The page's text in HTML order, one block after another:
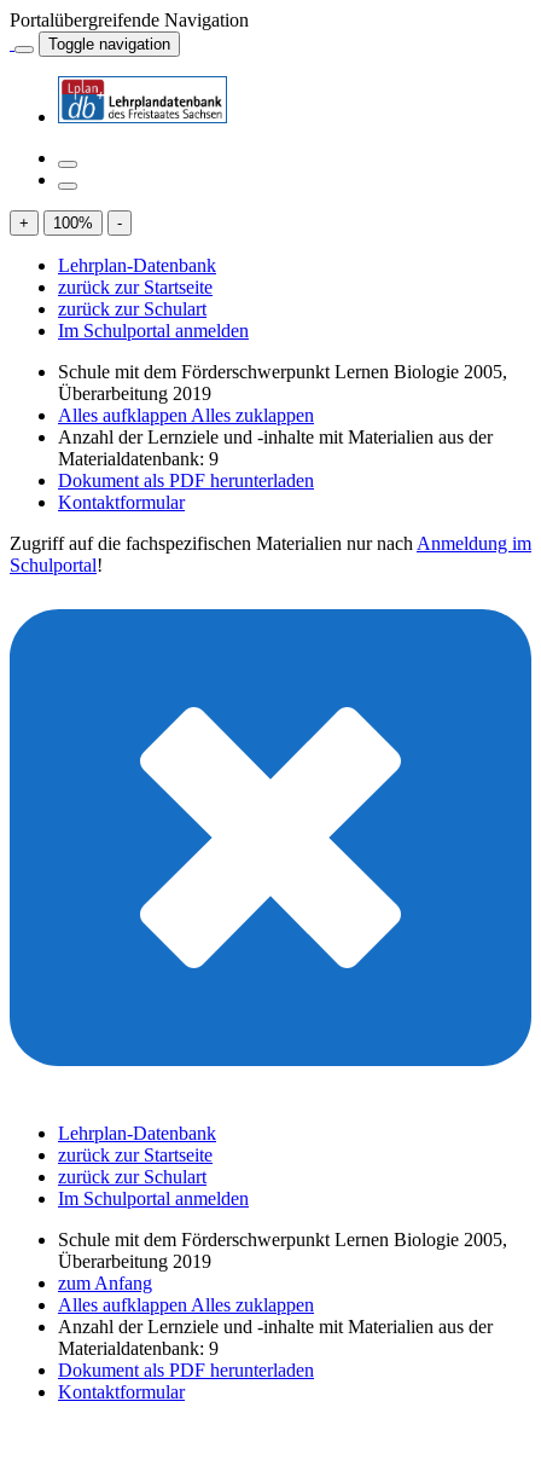
Portalübergreifende Navigation
Toggle navigation
+ 100% -
Lehrplan-Datenbank
zurück zur Startseite
zurück zur Schulart
Im Schulportal anmelden
Schule mit dem Förderschwerpunkt Lernen Biologie 2005,
Überarbeitung 2019
Alles aufklappen Alles zuklappen
Anzahl der Lernziele und -inhalte mit Materialien aus der
Materialdatenbank: 9
Dokument als PDF herunterladen
Kontaktformular
Zugriff auf die fachspezifischen Materialien nur nach Anmeldung im
Schulportal!
Lehrplan-Datenbank
zurück zur Startseite
zurück zur Schulart
Im Schulportal anmelden
Schule mit dem Förderschwerpunkt Lernen Biologie 2005,
Überarbeitung 2019
zum Anfang
Alles aufklappen Alles zuklappen
Anzahl der Lernziele und -inhalte mit Materialien aus der
Materialdatenbank: 9
Dokument als PDF herunterladen
Kontaktformular